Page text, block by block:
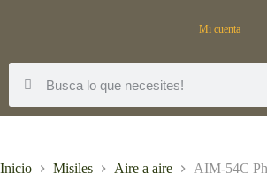
Mi cuenta
Inicio Misiles Aire a aire AIM-54C